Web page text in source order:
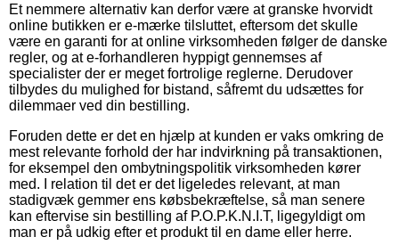
Et nemmere alternativ kan derfor være at granske hvorvidt
online butikken er e-mærke tilsluttet, eftersom det skulle
være en garanti for at online virksomheden følger de danske
regler, og at e-forhandleren hyppigt gennemses af
specialister der er meget fortrolige reglerne. Derudover
tilbydes du mulighed for bistand, såfremt du udsættes for
dilemmaer ved din bestilling.
Foruden dette er det en hjælp at kunden er vaks omkring de
mest relevante forhold der har indvirkning på transaktionen,
for eksempel den ombytningspolitik virksomheden kører
med. I relation til det er det ligeledes relevant, at man
stadigvæk gemmer ens købsbekræftelse, så man senere
kan eftervise sin bestilling af P.O.P.K.N.I.T, ligegyldigt om
man er på udkig efter et produkt til en dame eller herre.